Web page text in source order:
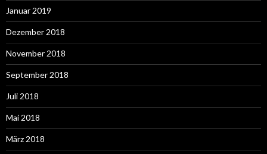
Januar 2019
Dezember 2018
November 2018
September 2018
Juli 2018
Mai 2018
März 2018